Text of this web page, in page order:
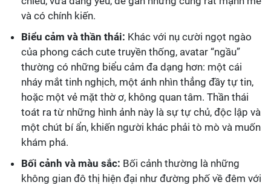
và có chính kiến.
Biểu cảm và thần thái: Khác với nụ cười ngọt ngào
của phong cách cute truyền thống, avatar “ngầu”
thường có những biểu cảm đa dạng hơn: một cái
nháy mắt tinh nghịch, một ánh nhìn thẳng đầy tự tin,
hoặc một vẻ mặt thờ ơ, không quan tâm. Thần thái
toát ra từ những hình ảnh này là sự tự chủ, độc lập và
một chút bí ẩn, khiến người khác phải tò mò và muốn
khám phá.
Bối cảnh và màu sắc: Bối cảnh thường là những
không gian đô thị hiện đại như đường phố về đêm với